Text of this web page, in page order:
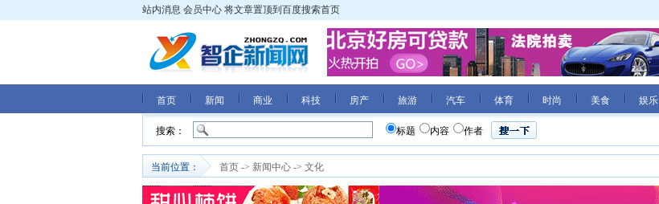
站内消息 会员中心 将文章置顶到百度搜索首页
首页 新闻 商业 科技 房产 旅游 汽车 体育 时尚 美食 娱乐
搜索： 标题 内容 作者
当前位置： 首页 -> 新闻中心 -> 文化